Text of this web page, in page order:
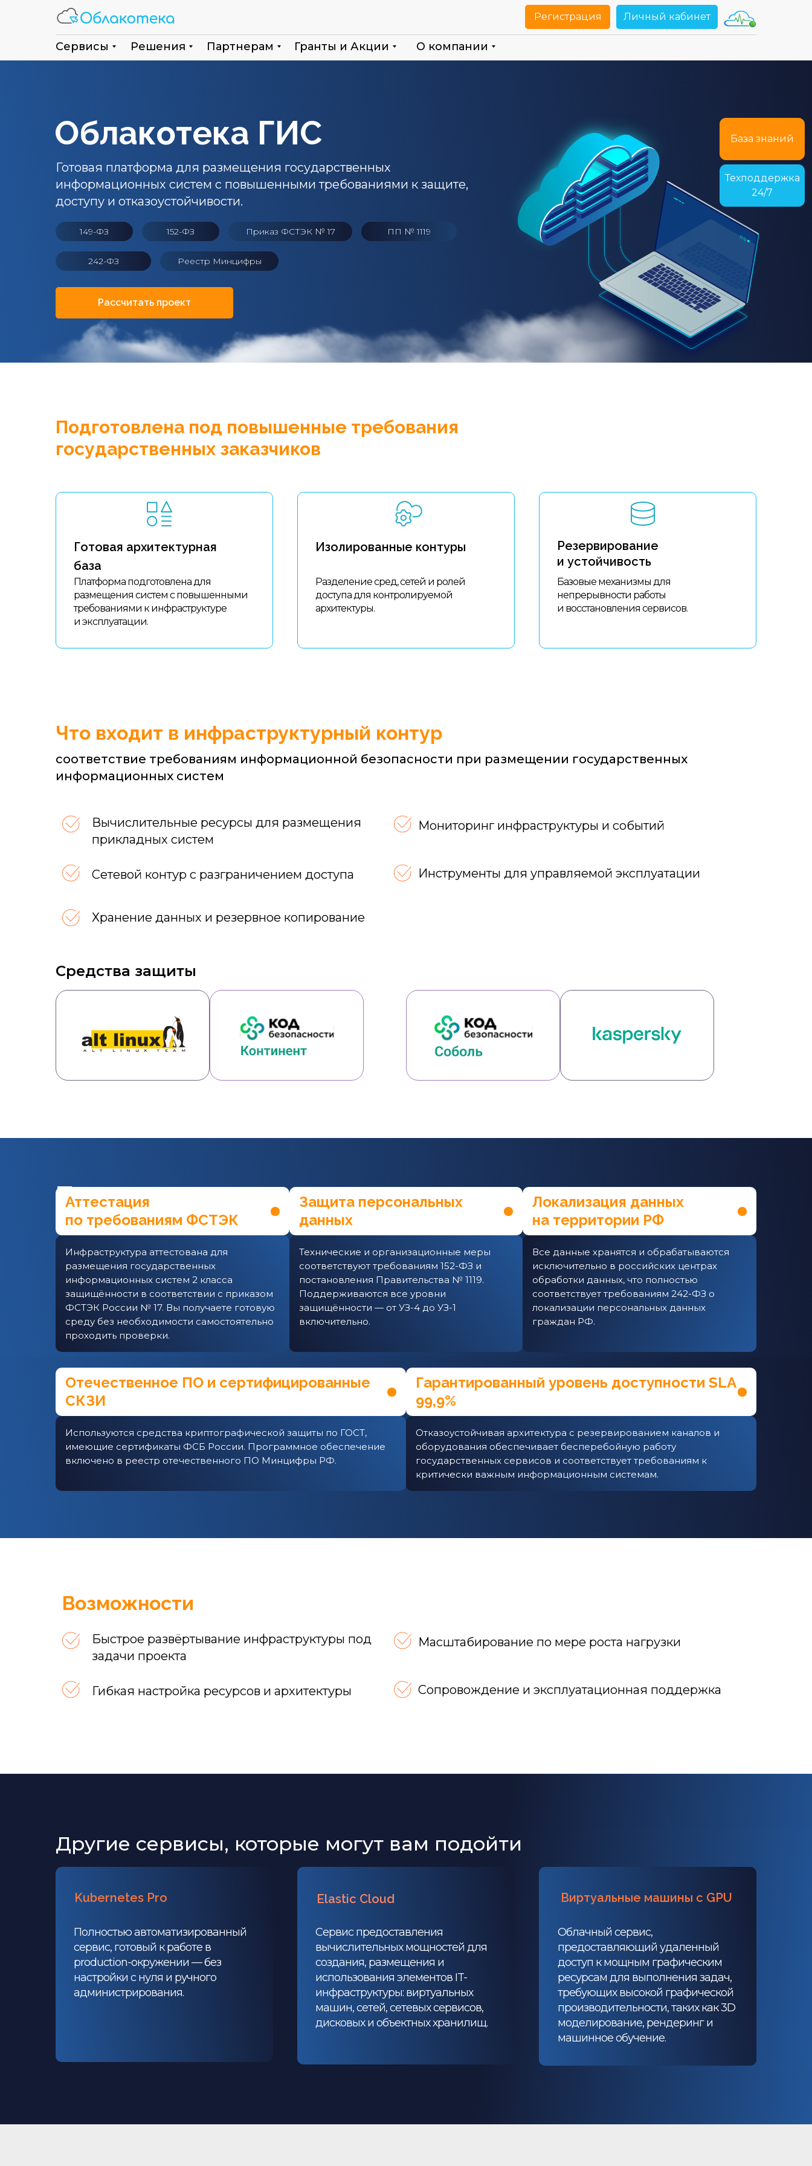
Техподдержка
24/7
База знаний
Личный кабинет
Регистрация
О компании
Гранты и Акции
Партнерам
Решения
Сервисы
Облакотека ГИС
Готовая платформа для размещения государственных
информационных систем с повышенными требованиями к защите,
доступу и отказоустойчивости.
Рассчитать проект
Реестр Минцифры
242-ФЗ
ПП № 1119
Приказ ФСТЭК № 17
152-ФЗ
149-ФЗ
Подготовлена под повышенные требования
государственных заказчиков
Базовые механизмы для
непрерывности работы
и восстановления сервисов.
Разделение сред, сетей и ролей
доступа для контролируемой
архитектуры.
Платформа подготовлена для
размещения систем с повышенными
требованиями к инфраструктуре
и эксплуатации.
Готовая архитектурная
база
Изолированные контуры
Резервирование
и устойчивость
Что входит в инфраструктурный контур
Вычислительные ресурсы для размещения
прикладных систем
соответствие требованиям информационной безопасности при размещении государственных
информационных систем
Сетевой контур с разграничением доступа
Хранение данных и резервное копирование
Мониторинг инфраструктуры и событий
Инструменты для управляемой эксплуатации
Средства защиты
Преимущества
Аттестация
по требованиям ФСТЭК
Инфраструктура аттестована для
размещения государственных
информационных систем 2 класса
защищённости в соответствии с приказом
ФСТЭК России № 17. Вы получаете готовую
среду без необходимости самостоятельно
проходить проверки.
Защита персональных
данных
Технические и организационные меры
соответствуют требованиям 152-ФЗ и
постановления Правительства № 1119.
Поддерживаются все уровни
защищённости — от УЗ-4 до УЗ-1
включительно.
Локализация данных
на территории РФ
Все данные хранятся и обрабатываются
исключительно в российских центрах
обработки данных, что полностью
соответствует требованиям 242-ФЗ о
локализации персональных данных
граждан РФ.
Отечественное ПО и сертифицированные
СКЗИ
Используются средства криптографической защиты по ГОСТ,
имеющие сертификаты ФСБ России. Программное обеспечение
включено в реестр отечественного ПО Минцифры РФ.
Гарантированный уровень доступности SLA
99,9%
Отказоустойчивая архитектура с резервированием каналов и
оборудования обеспечивает бесперебойную работу
государственных сервисов и соответствует требованиям к
критически важным информационным системам.
Возможности
Быстрое развёртывание инфраструктуры под
задачи проекта
Гибкая настройка ресурсов и архитектуры
Масштабирование по мере роста нагрузки
Сопровождение и эксплуатационная поддержка
Другие сервисы, которые могут вам подойти
Полностью автоматизированный
сервис, готовый к работе в
production-окружении — без
настройки с нуля и ручного
администрирования.
Сервис предоставления
вычислительных мощностей для
создания, размещения и
использования элементов IT-
инфраструктуры: виртуальных
машин, сетей, сетевых сервисов,
дисковых и объектных хранилищ.
Kubernetes Pro Elastic Cloud
Облачный сервис,
предоставляющий удаленный
доступ к мощным графическим
ресурсам для выполнения задач,
требующих высокой графической
производительности, таких как 3D
моделирование, рендеринг и
машинное обучение.
Виртуальные машины с GPU